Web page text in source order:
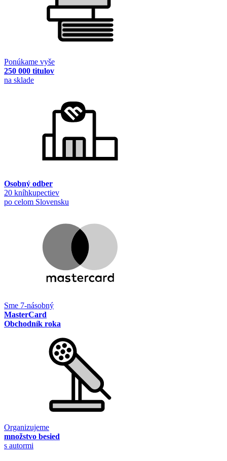
Ponúkame vyše
250 000 titulov
na sklade
Osobný odber
20 kníhkupectiev
po celom Slovensku
Sme 7-násobný
MasterCard
Obchodník roka
Organizujeme
množstvo besied
s autormi